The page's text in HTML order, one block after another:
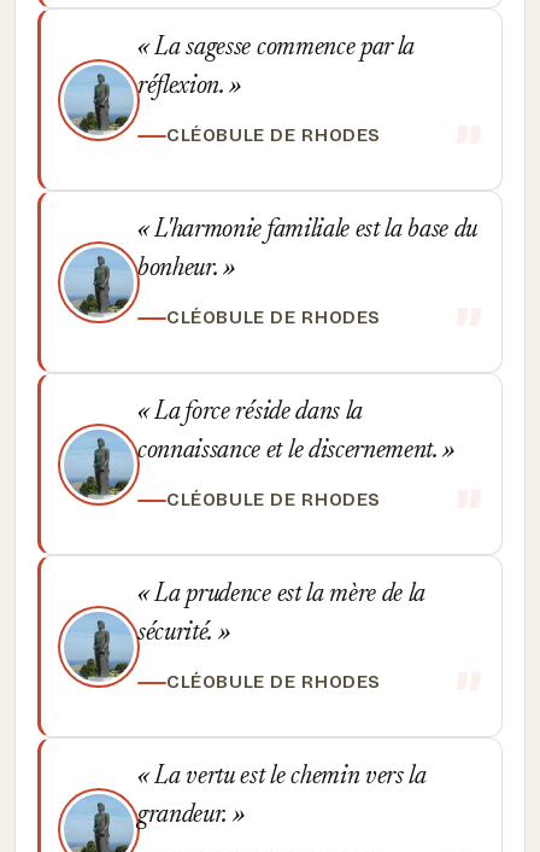
La sagesse commence par la
réflexion.
CLÉOBULE DE RHODES
L'harmonie familiale est la base du
bonheur.
CLÉOBULE DE RHODES
La force réside dans la
connaissance et le discernement.
CLÉOBULE DE RHODES
La prudence est la mère de la
sécurité.
CLÉOBULE DE RHODES
La vertu est le chemin vers la
grandeur.